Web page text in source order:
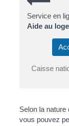
Service en
Aide au
Caisse
Selon la nature
vous pouvez